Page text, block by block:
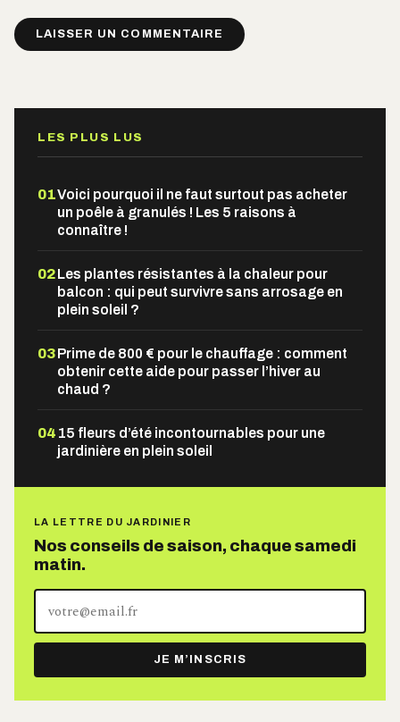
LES PLUS LUS
01Voici pourquoi il ne faut surtout pas acheter
un poêle à granulés ! Les 5 raisons à
connaître !
02Les plantes résistantes à la chaleur pour
balcon : qui peut survivre sans arrosage en
plein soleil ?
03Prime de 800 € pour le chauffage : comment
obtenir cette aide pour passer l’hiver au
chaud ?
04 15 fleurs d’été incontournables pour une
jardinière en plein soleil
LA LETTRE DU JARDINIER
Nos conseils de saison, chaque samedi
matin.
adresse
e-
mail
JE M’INSCRIS